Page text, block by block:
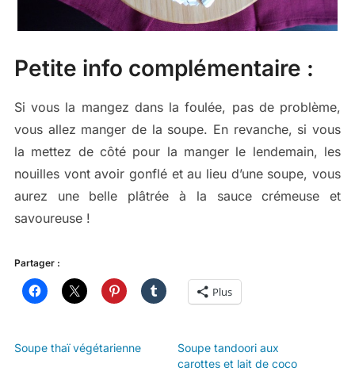
Petite info complémentaire :
Si vous la mangez dans la foulée, pas de problème,
vous allez manger de la soupe. En revanche, si vous
la mettez de côté pour la manger le lendemain, les
nouilles vont avoir gonflé et au lieu d’une soupe, vous
aurez une belle plâtrée à la sauce crémeuse et
savoureuse !
Partager :
Plus
Soupe thaï végétarienne
Soupe tandoori aux
carottes et lait de coco